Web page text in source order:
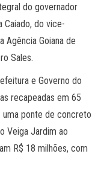
do governador
Caiado, do vice-
Agência Goiana de
Sales.
e Governo do
recapeadas em 65
ponte de concreto
Veiga Jardim ao
R$ 18 milhões, com